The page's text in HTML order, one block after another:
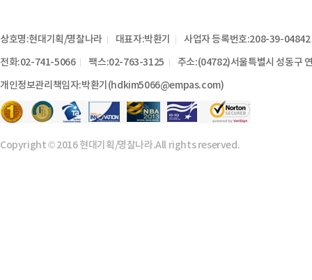
상호명:현대기획/명찰나라 대표자:박환기
사업자 등록번호:208-39-04842
전화:02-741-5066
팩스:02-763-3125
주소:(04782)서울특별시 성동구
개인정보관리책임자:박환기(hdkim5066@empas.com)
Copyright © 2016 현대기획/명찰나라.All rights reserved.